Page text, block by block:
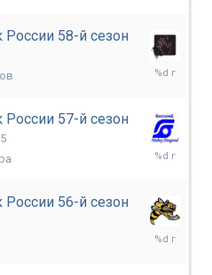
58-й сезон
22
57-й сезон
11
56-й сезон
31